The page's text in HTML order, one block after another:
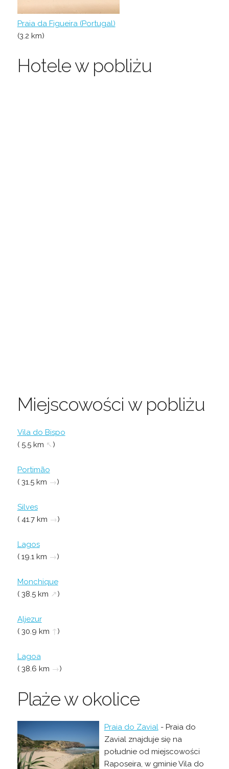
Praia da Figueira (Portugal)
(3.2 km)
Hotele w pobliżu
Miejscowości w pobliżu
Vila do Bispo
( 5.5 km ↖ )
Portimão
( 31.5 km →)
Silves
( 41.7 km →)
Lagos
( 19.1 km →)
Monchique
( 38.5 km ↗)
Aljezur
( 30.9 km ↑)
Lagoa
( 38.6 km →)
Plaże w okolice
Praia do Zavial - Praia do
Zavial znajduje się na
południe od miejscowości
Raposeira, w gminie Vila do